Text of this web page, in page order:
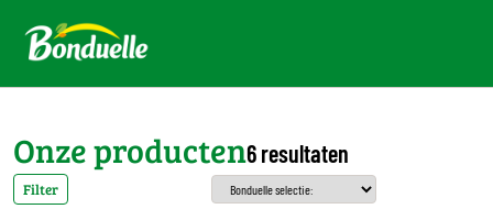
Onze producten6 resultaten
Filter